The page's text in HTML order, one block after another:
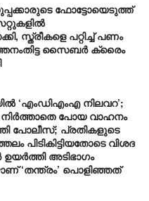
ഫോട്ടോയെടുത്ത്
സ്ത്രീകളെ പറ്റിച്ച് പണം
സൈബർ ക്രൈം
‘എംഡിഎംഎ നിലവറ’;
നിർത്താതെ പോയ വാഹനം
പോലീസ്; പ്രതികളുടെ
പിടികിട്ടിയതോടെ വിശദ
അടിഭാഗം
‘തന്ത്രം’ പൊളിഞ്ഞത്